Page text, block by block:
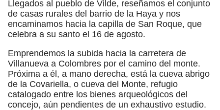
Llegados al pueblo de Vilde, reseñamos el conjunto
de casas rurales del barrio de la Haya y nos
encaminamos hacia la capilla de San Roque, que
celebra a su santo el 16 de agosto.
Emprendemos la subida hacia la carretera de
Villanueva a Colombres por el camino del monte.
Próxima a él, a mano derecha, está la cueva abrigo
de la Covariella, o cueva del Monte, refugio
catalogado entre los bienes arqueológicos del
concejo, aún pendientes de un exhaustivo estudio.